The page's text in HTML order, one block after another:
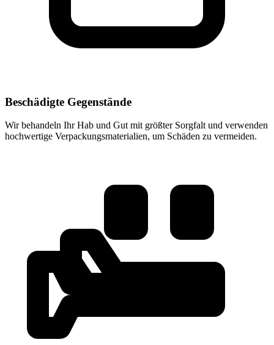
Beschädigte Gegenstände
Wir behandeln Ihr Hab und Gut mit größter Sorgfalt und verwenden
hochwertige Verpackungsmaterialien, um Schäden zu vermeiden.